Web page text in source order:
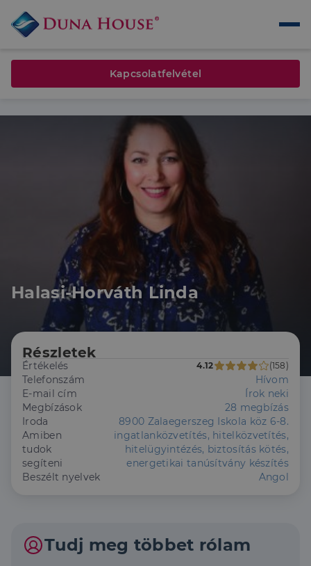
Kapcsolatfelvétel
Halasi-Horváth Linda
Részletek
Értékelés 4.12 (158)
Telefonszám
Hívom
E-mail cím
Írok neki
Megbízások
28 megbízás
Iroda
8900 Zalaegerszeg Iskola köz 6-8.
Amiben
tudok
segíteni
ingatlanközvetítés, hitelközvetítés,
hitelügyintézés, biztosítás kötés,
energetikai tanúsítvány készítés
Beszélt nyelvek
Angol
Tudj meg többet rólam